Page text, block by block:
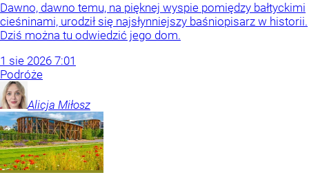
Dawno, dawno temu, na pięknej wyspie pomiędzy bałtyckimi
cieśninami, urodził się najsłynniejszy baśniopisarz w historii.
Dziś można tu odwiedzić jego dom.
1 sie 2026 7:01
Podróże
Alicja Miłosz